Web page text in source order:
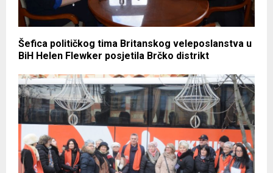
Šefica političkog tima Britanskog veleposlanstva u
BiH Helen Flewker posjetila Brčko distrikt